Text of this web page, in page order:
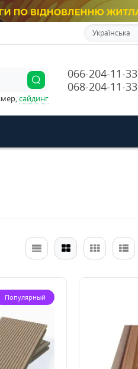
Українська
066-204-11-33
068-204-11-33
сайдинг
Популярный